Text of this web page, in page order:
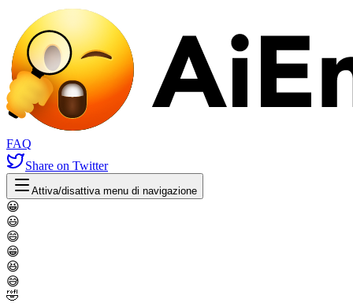
FAQ
Share on Twitter
Attiva/disattiva menu di navigazione
😀
😃
😄
😁
😆
😅
🤣